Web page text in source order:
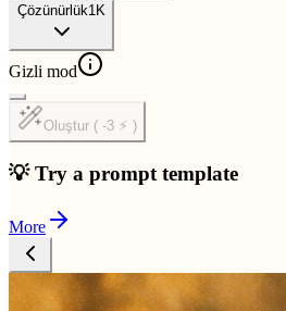
Çözünürlük1K
Gizli mod
Oluştur ( -3 ⚡ )
💡 Try a prompt template
More